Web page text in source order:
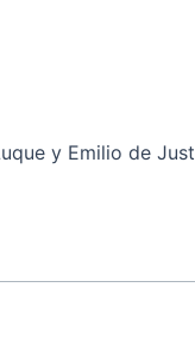
y Emilio de